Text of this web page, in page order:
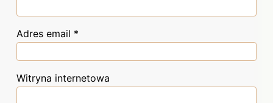
Adres email *
Witryna internetowa